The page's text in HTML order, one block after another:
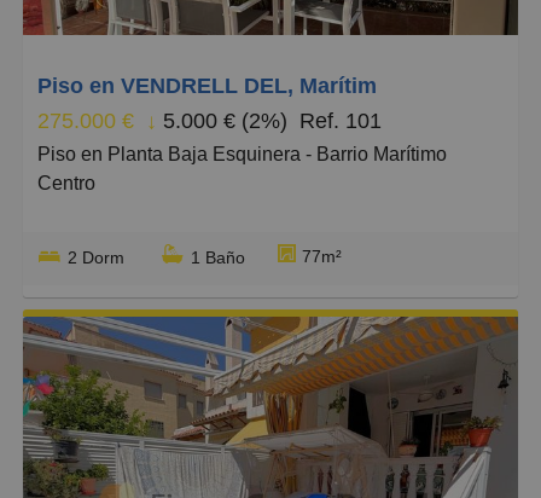
Piso en VENDRELL DEL, Marítim
275.000 € ↓ 5.000 € (2%) Ref. 101
Piso en Planta Baja Esquinera - Barrio Marítimo
Centro
¡Descubre tu nuevo hogar junto al mar! Te
presentamos este espectacular piso de planta baja
esquinera totalmente reformado y actualizado,
ubicado en el corazón del barrio marítimo, a tan solo
un paso de la playa, la estación y todos los servicios
que necesitas. Con acceso directo a pie de calle sin
necesidad de escaleras, este inmueble es la opción
perfecta para disfrutar de la vida costera con máxima
comodidad.
2 Dorm 1 Baño 77m²